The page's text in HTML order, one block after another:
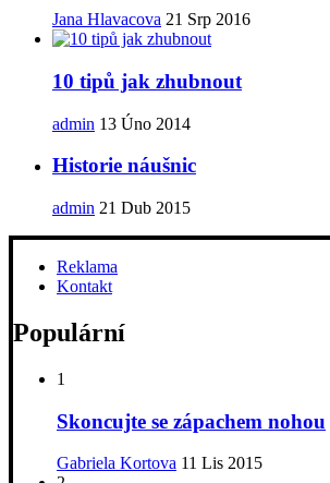
Jana Hlavacova 21 Srp 2016
10 tipů jak zhubnout
admin 13 Úno 2014
Historie náušnic
admin 21 Dub 2015
Reklama
Kontakt
Populární
1
Skoncujte se zápachem nohou
Gabriela Kortova 11 Lis 2015